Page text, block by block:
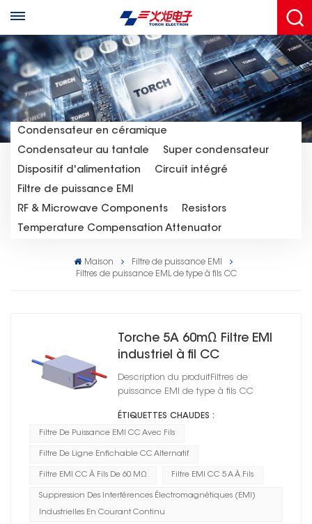
Condensateur en céramique
Condensateur au tantale
Super condensateur
Dispositif d'alimentation
Circuit intégré
Filtre de puissance EMI
RF & Microwave Components
Resistors
Temperature Compensation Attenuator
Maison
Filtre de puissance EMI
Filtres de puissance EML de type à fils CC
Torche 5A 60mΩ Filtre EMI
industriel à fil CC
Description du produitFiltres de
puissance EMI de type à fils CC
ÉTIQUETTES CHAUDES :
Filtre De Puissance EMI CC Avec Fils
Filtre De Ligne Enfichable CC Alternatif
Filtre EMI CC À Fils De 60 MΩ Filtre EMI CC 5 A À Fils
Suppression Des Interférences Électromagnétiques (EMI)
Industrielles En Courant Continu